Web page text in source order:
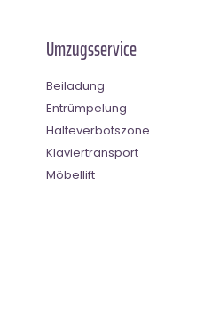
Umzugsservice
Beiladung
Entrümpelung
Halteverbotszone
Klaviertransport
Möbellift